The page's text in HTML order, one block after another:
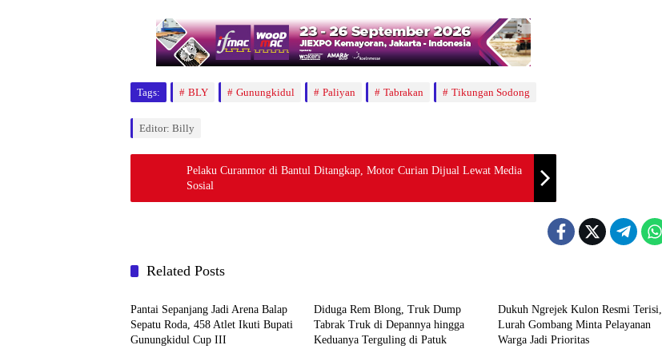
Tags: BLY Gunungkidul Paliyan Tabrakan Tikungan Sodong
Editor: Billy
Pelaku Curanmor di Bantul Ditangkap, Motor Curian Dijual Lewat Media
Sosial
Related Posts
Berita
Pantai Sepanjang Jadi Arena Balap
Sepatu Roda, 458 Atlet Ikuti Bupati
Gunungkidul Cup III
Diduga Rem Blong, Truk Dump
Tabrak Truk di Depannya hingga
Keduanya Terguling di Patuk
Dukuh Ngrejek Kulon Resmi Terisi,
Lurah Gombang Minta Pelayanan
Warga Jadi Prioritas
Berita Berita